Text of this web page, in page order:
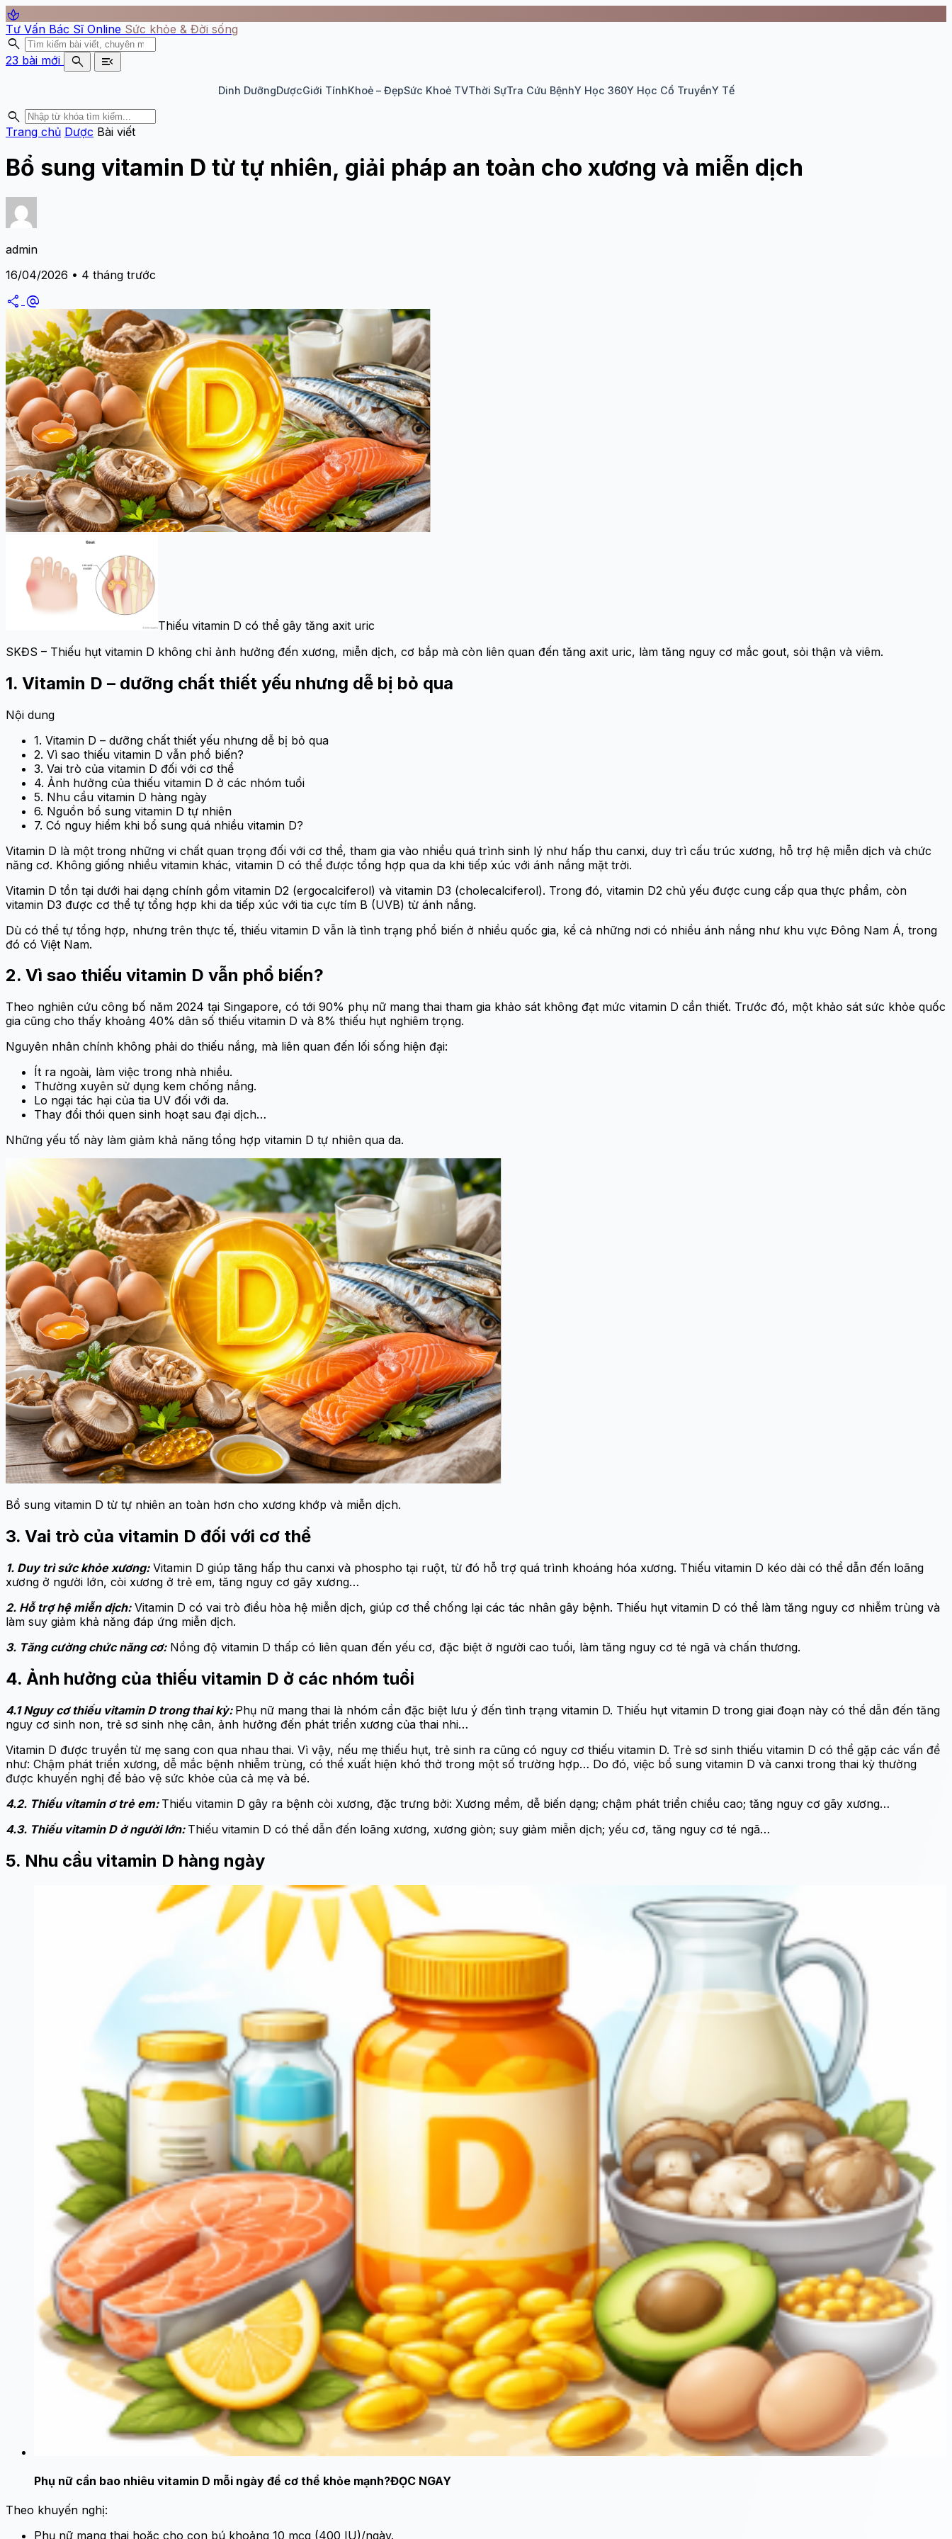
spa
Tư Vấn Bác Sĩ Online Sức khỏe & Đời sống
search
23 bài mới search menu_open
Dinh DưỡngDượcGiới TínhKhoẻ – ĐẹpSức Khoẻ TVThời SựTra Cứu BệnhY Học 360Y Học Cổ TruyềnY Tế
search
Trang chủ Dược Bài viết
Bổ sung vitamin D từ tự nhiên, giải pháp an toàn cho xương và miễn dịch
admin
16/04/2026 • 4 tháng trước
share alternate_email
Thiếu vitamin D có thể gây tăng axit uric
SKĐS – Thiếu hụt vitamin D không chỉ ảnh hưởng đến xương, miễn dịch, cơ bắp mà còn liên quan đến tăng axit uric, làm tăng nguy cơ mắc gout, sỏi thận và viêm.
1. Vitamin D – dưỡng chất thiết yếu nhưng dễ bị bỏ qua
Nội dung
1. Vitamin D – dưỡng chất thiết yếu nhưng dễ bị bỏ qua
2. Vì sao thiếu vitamin D vẫn phổ biến?
3. Vai trò của vitamin D đối với cơ thể
4. Ảnh hưởng của thiếu vitamin D ở các nhóm tuổi
5. Nhu cầu vitamin D hàng ngày
6. Nguồn bổ sung vitamin D tự nhiên
7. Có nguy hiểm khi bổ sung quá nhiều vitamin D?
Vitamin D là một trong những vi chất quan trọng đối với cơ thể, tham gia vào nhiều quá trình sinh lý như hấp thu canxi, duy trì cấu trúc xương, hỗ trợ hệ miễn dịch và chức
năng cơ. Không giống nhiều vitamin khác, vitamin D có thể được tổng hợp qua da khi tiếp xúc với ánh nắng mặt trời.
Vitamin D tồn tại dưới hai dạng chính gồm vitamin D2 (ergocalciferol) và vitamin D3 (cholecalciferol). Trong đó, vitamin D2 chủ yếu được cung cấp qua thực phẩm, còn
vitamin D3 được cơ thể tự tổng hợp khi da tiếp xúc với tia cực tím B (UVB) từ ánh nắng.
Dù có thể tự tổng hợp, nhưng trên thực tế, thiếu vitamin D vẫn là tình trạng phổ biến ở nhiều quốc gia, kể cả những nơi có nhiều ánh nắng như khu vực Đông Nam Á, trong
đó có Việt Nam.
2. Vì sao thiếu vitamin D vẫn phổ biến?
Theo nghiên cứu công bố năm 2024 tại Singapore, có tới 90% phụ nữ mang thai tham gia khảo sát không đạt mức vitamin D cần thiết. Trước đó, một khảo sát sức khỏe quốc
gia cũng cho thấy khoảng 40% dân số thiếu vitamin D và 8% thiếu hụt nghiêm trọng.
Nguyên nhân chính không phải do thiếu nắng, mà liên quan đến lối sống hiện đại:
Ít ra ngoài, làm việc trong nhà nhiều.
Thường xuyên sử dụng kem chống nắng.
Lo ngại tác hại của tia UV đối với da.
Thay đổi thói quen sinh hoạt sau đại dịch…
Những yếu tố này làm giảm khả năng tổng hợp vitamin D tự nhiên qua da.
Bổ sung vitamin D từ tự nhiên an toàn hơn cho xương khớp và miễn dịch.
3. Vai trò của vitamin D đối với cơ thể
1. Duy trì sức khỏe xương:Vitamin D giúp tăng hấp thu canxi và phospho tại ruột, từ đó hỗ trợ quá trình khoáng hóa xương. Thiếu vitamin D kéo dài có thể dẫn đến loãng
xương ở người lớn, còi xương ở trẻ em, tăng nguy cơ gãy xương…
2. Hỗ trợ hệ miễn dịch:Vitamin D có vai trò điều hòa hệ miễn dịch, giúp cơ thể chống lại các tác nhân gây bệnh. Thiếu hụt vitamin D có thể làm tăng nguy cơ nhiễm trùng và
làm suy giảm khả năng đáp ứng miễn dịch.
3. Tăng cường chức năng cơ:Nồng độ vitamin D thấp có liên quan đến yếu cơ, đặc biệt ở người cao tuổi, làm tăng nguy cơ té ngã và chấn thương.
4. Ảnh hưởng của thiếu vitamin D ở các nhóm tuổi
4.1 Nguy cơ thiếu vitamin D trong thai kỳ: Phụ nữ mang thai là nhóm cần đặc biệt lưu ý đến tình trạng vitamin D. Thiếu hụt vitamin D trong giai đoạn này có thể dẫn đến tăng
nguy cơ sinh non, trẻ sơ sinh nhẹ cân, ảnh hưởng đến phát triển xương của thai nhi…
Vitamin D được truyền từ mẹ sang con qua nhau thai. Vì vậy, nếu mẹ thiếu hụt, trẻ sinh ra cũng có nguy cơ thiếu vitamin D. Trẻ sơ sinh thiếu vitamin D có thể gặp các vấn đề
như: Chậm phát triển xương, dễ mắc bệnh nhiễm trùng, có thể xuất hiện khó thở trong một số trường hợp… Do đó, việc bổ sung vitamin D và canxi trong thai kỳ thường
được khuyến nghị để bảo vệ sức khỏe của cả mẹ và bé.
4.2. Thiếu vitamin ơ trẻ em: Thiếu vitamin D gây ra bệnh còi xương, đặc trưng bởi: Xương mềm, dễ biến dạng; chậm phát triển chiều cao; tăng nguy cơ gãy xương…
4.3. Thiếu vitamin D ở người lớn: Thiếu vitamin D có thể dẫn đến loãng xương, xương giòn; suy giảm miễn dịch; yếu cơ, tăng nguy cơ té ngã…
5. Nhu cầu vitamin D hàng ngày
Phụ nữ cần bao nhiêu vitamin D mỗi ngày để cơ thể khỏe mạnh?ĐỌC NGAY
Theo khuyến nghị:
Phụ nữ mang thai hoặc cho con bú khoảng 10 mcg (400 IU)/ngày.